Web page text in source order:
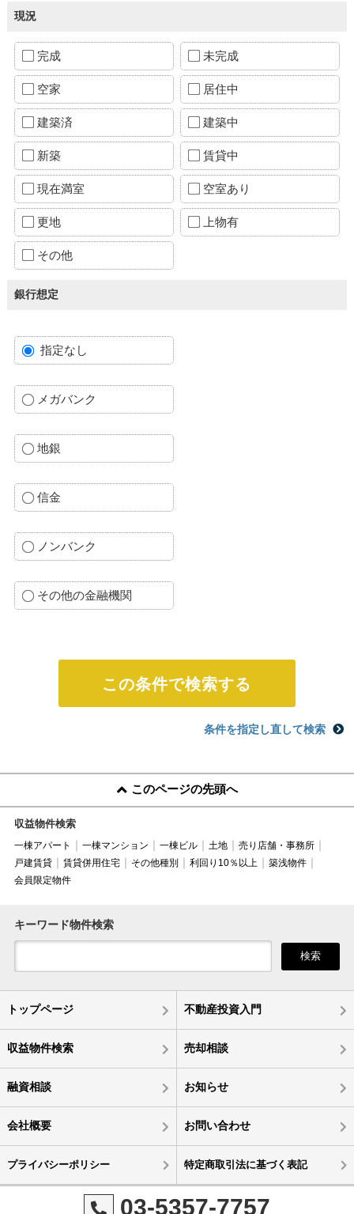
現況
完成 未完成
空家 居住中
建築済 建築中
新築 賃貸中
現在満室 空室あり
更地 上物有
その他
銀行想定
指定なし
メガバンク
地銀
信金
ノンバンク
その他の金融機関
条件を指定し直して検索
このページの先頭へ
収益物件検索
一棟アパート 一棟マンション 一棟ビル 土地
売り店舗・事務所
戸建賃貸
賃貸併用住宅 その他種別 利回り10％以上
築浅物件
会員限定物件
キーワード物件検索
検索
トップページ 不動産投資入門
収益物件検索 売却相談
融資相談 お知らせ
会社概要 お問い合わせ
プライバシーポリシー 特定商取引法に基づく表記
03-5357-7757